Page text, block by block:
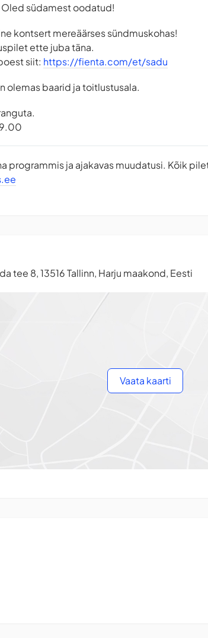
südamest oodatud!
kontsert mereäärses sündmuskohas!
ette juba täna.
siit: https://fienta.com/et/sadu
olemas baarid ja toitlustusala.
programmis ja ajakavas muudatusi. Kõik
tee 8, 13516 Tallinn, Harju maakond, Eesti
Vaata kaarti